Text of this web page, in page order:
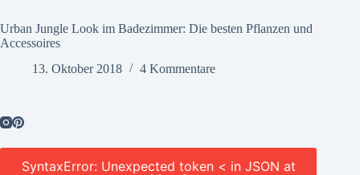
Urban Jungle Look im Badezimmer: Die besten Pflanzen und
Accessoires
13. Oktober 2018
4 Kommentare
SyntaxError: Unexpected token < in JSON at